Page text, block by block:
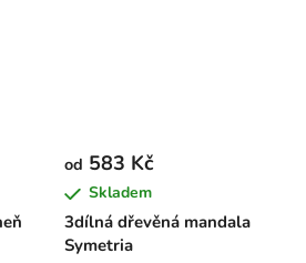
3dílná dřevěná mandala
Symetria
od 583 Kč
Skladem